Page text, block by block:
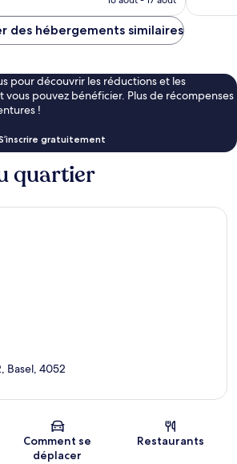
de
des hébergements similaires
pour découvrir les réductions et les
vous pouvez bénéficier. Plus de récompenses
!
gratuitement
quartier
Carte
Basel, 4052
Comment se
déplacer
Restaurants